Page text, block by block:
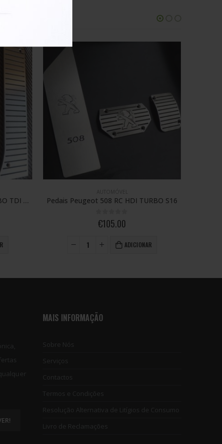
S16 Pedais Megane IV RS GT TCE Bose Sport C/ Descanso
0out of 5
€95.00
VER OPÇÕES
MAIS INFORMAÇÃO
Sobre Nós
Serviços
Contactos
Termos e Condições
Resolução Alternativa de Litígios de Consumo
Livro de Reclamações